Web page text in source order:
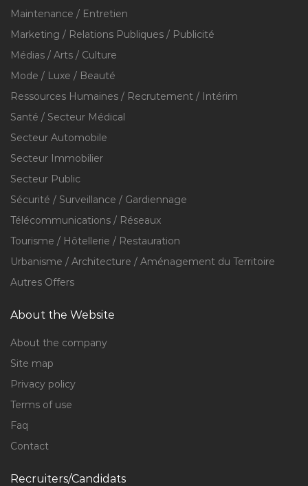
Maintenance / Entretien
Marketing / Relations Publiques / Publicité
Médias / Arts / Culture
Mode / Luxe / Beauté
Ressources Humaines / Recrutement / Intérim
Santé / Secteur Médical
Secteur Automobile
Secteur Immobilier
Secteur Public
Sécurité / Surveillance / Gardiennage
Télécommunications / Réseaux
Tourisme / Hôtellerie / Restauration
Urbanisme / Architecture / Aménagement du Territoire
Autres Offers
About the Website
About the company
Site map
Privacy policy
Terms of use
Faq
Contact
Recruiters/Candidats